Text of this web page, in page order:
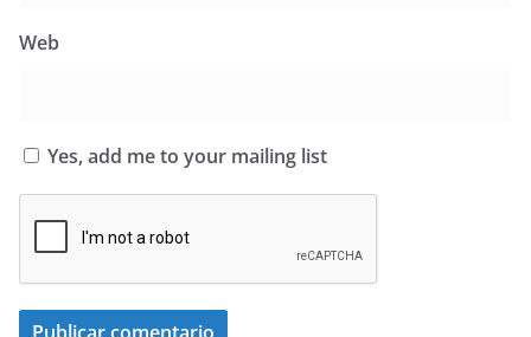
Web
Yes, add me to your mailing list